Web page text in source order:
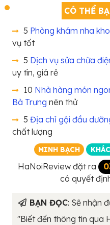
CÓ THỂ
5 Phòng khám nha
vụ tốt
5 Dịch vụ sửa chữa
uy tín, giá rẻ
10 Nhà hàng món
Bà Trưng nên thử
5 Địa chỉ gội đầu
chất lượng
MINH BẠCH
HaNoiReview đặt ra
có quyết
BẠN ĐỌC: Sẽ nhận
"Biết đến thông tin qua